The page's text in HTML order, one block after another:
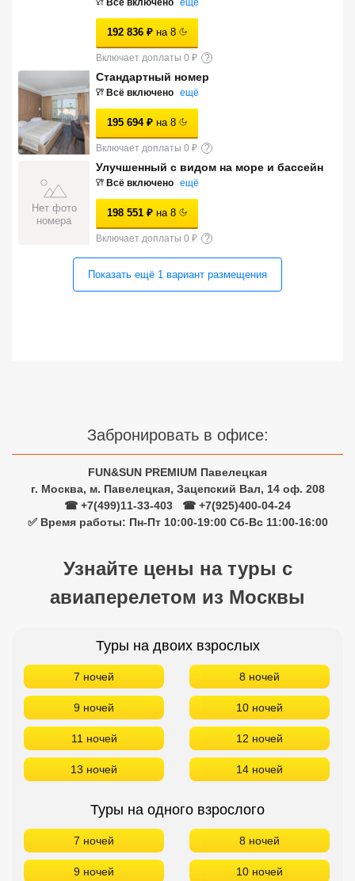
Всё включено ещё
192 836 ₽ на 8
Включает доплаты 0 ₽ ?
Стандартный номер
Всё включено ещё
195 694 ₽ на 8
Включает доплаты 0 ₽ ?
Нет фото
номера
Улучшенный с видом на море и бассейн
Всё включено ещё
198 551 ₽ на 8
Включает доплаты 0 ₽ ?
Показать ещё 1 вариант размещения
Забронировать в офисе:
FUN&SUN PREMIUM Павелецкая
г. Москва, м. Павелецкая, Зацепский Вал, 14 оф. 208
☎ +7(499)11-33-403
☎ +7(925)400-04-24
✅ Время работы: Пн-Пт 10:00-19:00 Сб-Вс 11:00-16:00
Узнайте цены на туры с
авиаперелетом из Москвы
Туры на двоих взрослых
7 ночей 8 ночей
9 ночей 10 ночей
11 ночей 12 ночей
13 ночей 14 ночей
Туры на одного взрослого
7 ночей 8 ночей
9 ночей 10 ночей
Сетевые отели Шри Ланки
Сетевые отели Вьетнама
Сетевые отели Мальдив
Сетевые отели Бали
Сетевые отели Маврикия